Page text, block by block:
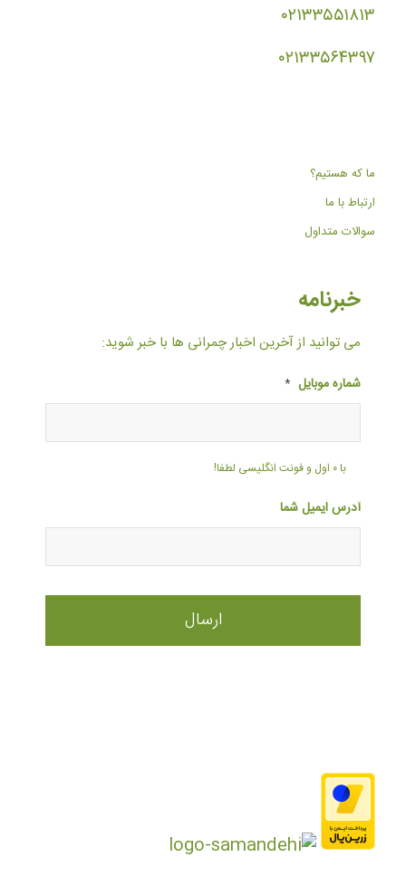
۰۲۱۳۳۵۵۱۸۱۳
۰۲۱۳۳۵۶۴۳۹۷
ما که هستیم؟
ارتباط با ما
سوالات متداول
خبرنامه
می توانید از آخرین اخبار چمرانی ها با خبر شوید:
شماره موبایل *
با ۰ اول و فونت انگلیسی لطفا!
آدرس ایمیل شما